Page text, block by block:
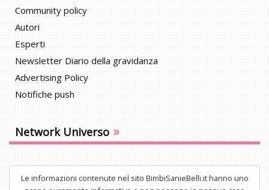
Community policy
Autori
Esperti
Newsletter Diario della gravidanza
Advertising Policy
Notifiche push
Network Universo »
Le informazioni contenute nel sito BimbiSanieBelli.it hanno uno